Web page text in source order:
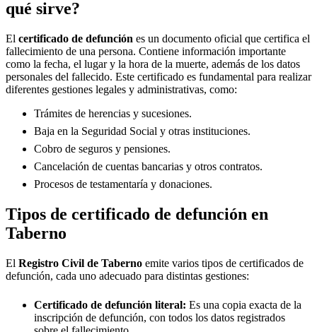
qué sirve?
El certificado de defunción es un documento oficial que certifica el
fallecimiento de una persona. Contiene información importante
como la fecha, el lugar y la hora de la muerte, además de los datos
personales del fallecido. Este certificado es fundamental para realizar
diferentes gestiones legales y administrativas, como:
Trámites de herencias y sucesiones.
Baja en la Seguridad Social y otras instituciones.
Cobro de seguros y pensiones.
Cancelación de cuentas bancarias y otros contratos.
Procesos de testamentaría y donaciones.
Tipos de certificado de defunción en
Taberno
El Registro Civil de Taberno emite varios tipos de certificados de
defunción, cada uno adecuado para distintas gestiones:
Certificado de defunción literal: Es una copia exacta de la
inscripción de defunción, con todos los datos registrados